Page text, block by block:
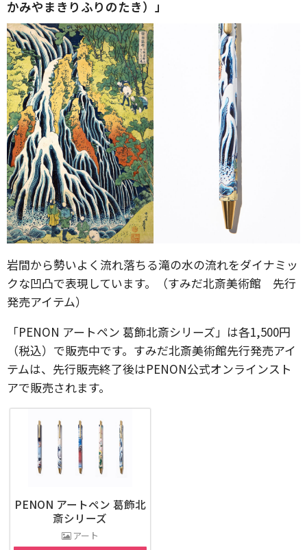
かみやまきりふりのたき）」
岩間から勢いよく流れ落ちる滝の水の流れをダイナミッ
クな凹凸で表現しています。（すみだ北斎美術館 先行
発売アイテム）
「PENON アートペン 葛飾北斎シリーズ」は各1,500円
（税込）で販売中です。すみだ北斎美術館先行発売アイ
テムは、先行販売終了後はPENON公式オンラインスト
アで販売されます。
PENON アートペン 葛飾北
斎シリーズ
アート